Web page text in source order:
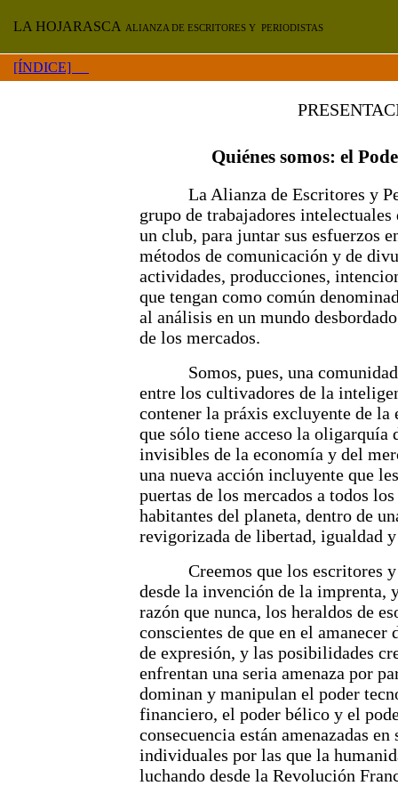
LA HOJARASCA ALIANZA DE ESCRITORES Y PERIODISTAS
[ÍNDICE]
Quiénes somos: el
La Alianza de Escritores y
grupo de trabajadores intelectuales
un club, para juntar sus esfuerzos
métodos de comunicación y de
actividades, producciones,
que tengan como común
al análisis en un mundo
de los mercados.
Somos, pues, una comunidad
entre los cultivadores de la
contener la práxis excluyente de la
que sólo tiene acceso la oligarquía
invisibles de la economía y del
una nueva acción incluyente que
puertas de los mercados a todos
habitantes del planeta, dentro de
revigorizada de libertad, igualdad
Creemos que los escritores y
desde la invención de la imprenta,
razón que nunca, los heraldos de
conscientes de que en el
de expresión, y las posibilidades
enfrentan una seria amenaza por
dominan y manipulan el poder
financiero, el poder bélico y el
consecuencia están amenazadas
individuales por las que la
luchando desde la Revolución